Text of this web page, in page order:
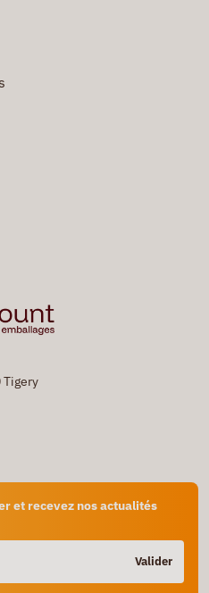
Tigery
et recevez nos actualités
Valider